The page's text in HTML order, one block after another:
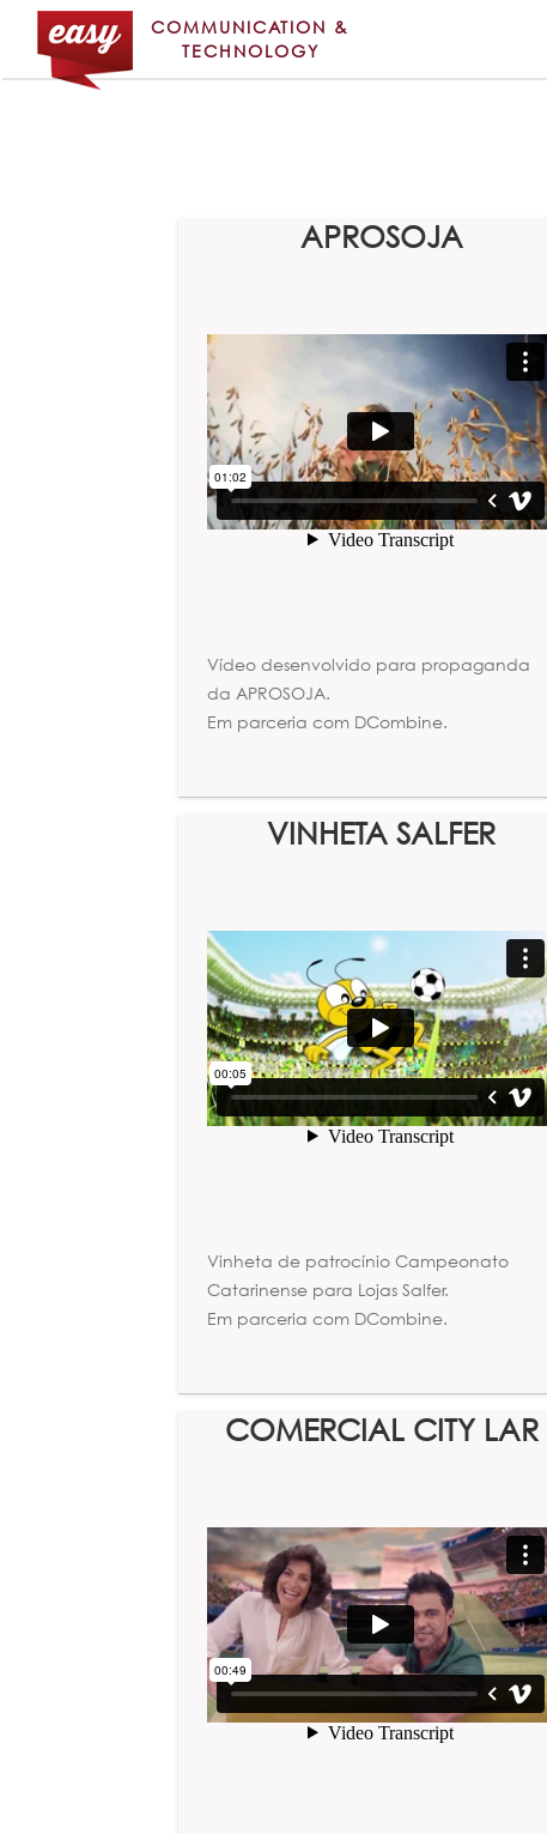
COMMUNICATION &
TECHNOLOGY
APROSOJA
Vídeo desenvolvido para propaganda
da APROSOJA.
Em parceria com DCombine.
VINHETA SALFER
Vinheta de patrocínio Campeonato
Catarinense para Lojas Salfer.
Em parceria com DCombine.
COMERCIAL CITY LAR